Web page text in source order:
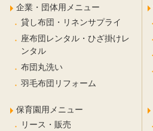
企業・団体用メニュー
貸し布団・リネンサプライ
座布団レンタル・ひざ掛けレ
ンタル
布団丸洗い
羽毛布団リフォーム
保育園用メニュー
リース・販売